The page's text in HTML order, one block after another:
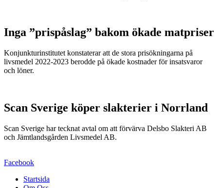
Inga ”prispåslag” bakom ökade matpriser
Konjunkturinstitutet konstaterar att de stora prisökningarna på
livsmedel 2022-2023 berodde på ökade kostnader för insatsvaror
och löner.
Scan Sverige köper slakterier i Norrland
Scan Sverige har tecknat avtal om att förvärva Delsbo Slakteri AB
och Jämtlandsgården Livsmedel AB.
Facebook
Startsida